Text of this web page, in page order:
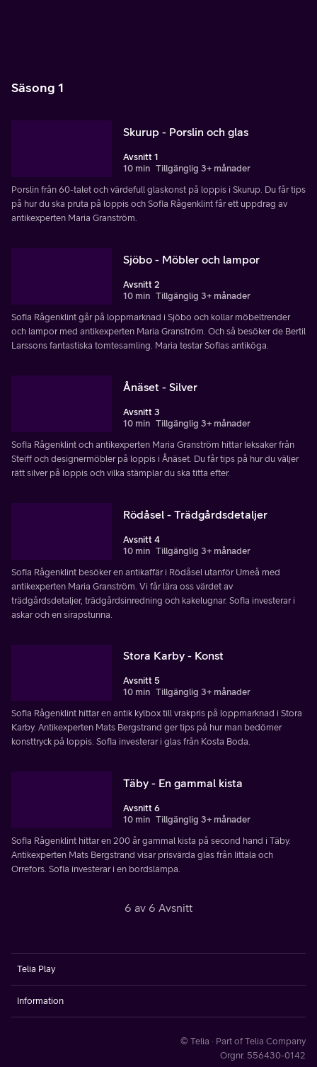
Säsong 1
Skurup - Porslin och glas
Avsnitt 1
10 min Tillgänglig 3+ månader
Porslin från 60-talet och värdefull glaskonst på loppis i Skurup. Du får tips
på hur du ska pruta på loppis och Sofia Rågenklint får ett uppdrag av
antikexperten Maria Granström.
Sjöbo - Möbler och lampor
Avsnitt 2
10 min Tillgänglig 3+ månader
Sofia Rågenklint går på loppmarknad i Sjöbo och kollar möbeltrender
och lampor med antikexperten Maria Granström. Och så besöker de Bertil
Larssons fantastiska tomtesamling. Maria testar Sofias antiköga.
Ånäset - Silver
Avsnitt 3
10 min Tillgänglig 3+ månader
Sofia Rågenklint och antikexperten Maria Granström hittar leksaker från
Steiff och designermöbler på loppis i Ånäset. Du får tips på hur du väljer
rätt silver på loppis och vilka stämplar du ska titta efter.
Rödåsel - Trädgårdsdetaljer
Avsnitt 4
10 min Tillgänglig 3+ månader
Sofia Rågenklint besöker en antikaffär i Rödåsel utanför Umeå med
antikexperten Maria Granström. Vi får lära oss värdet av
trädgårdsdetaljer, trädgårdsinredning och kakelugnar. Sofia investerar i
askar och en sirapstunna.
Stora Karby - Konst
Avsnitt 5
10 min Tillgänglig 3+ månader
Sofia Rågenklint hittar en antik kylbox till vrakpris på loppmarknad i Stora
Karby. Antikexperten Mats Bergstrand ger tips på hur man bedömer
konsttryck på loppis. Sofia investerar i glas från Kosta Boda.
Täby - En gammal kista
Avsnitt 6
10 min Tillgänglig 3+ månader
Sofia Rågenklint hittar en 200 år gammal kista på second hand i Täby.
Antikexperten Mats Bergstrand visar prisvärda glas från Iittala och
Orrefors. Sofia investerar i en bordslampa.
6 av 6 Avsnitt
Telia Play
Information
© Telia · Part of Telia Company
Orgnr. 556430-0142